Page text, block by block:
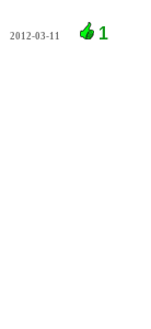
2012-03-11 1